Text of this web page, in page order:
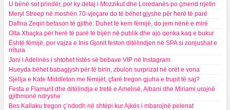
U bënë sot prindër, por ky detaj i Mozzikut dhe Loredanës po çmend rrjetin
Meryl Streep në moshën 70-vjeçare do të bëhet gjyshe për herë të parë
Dafina Zeqiri befason të gjithë: Duhet të kem fëmijë, do jem nënë e mirë
Olta Xhaçka për herë të parë të bijën në publik dhe ajo qenka kaq e bukur
Është fëmijë, por vajza e Inis Gjonit feston ditëlindjen në SPA si zonjushat e
rritura
Joni i Adelinës i shtohet listës së bebave VIP në Instagram
Hueyda bëhet babagjysh për të birin, zbulon surprizat në orët e vona
Sjellja e Kate Middleton me fëmijët, çfarë tregon gjuha e trupit të saj?
Festa e Flamurit dhe ditëlindja e tretë e Amelisë, Albani dhe Miriami urojnë
gjithmonë ndryshe
Bes Kallaku tregon ç’ndodh në shtëpi kur Ajkës i mbarojnë pelenat